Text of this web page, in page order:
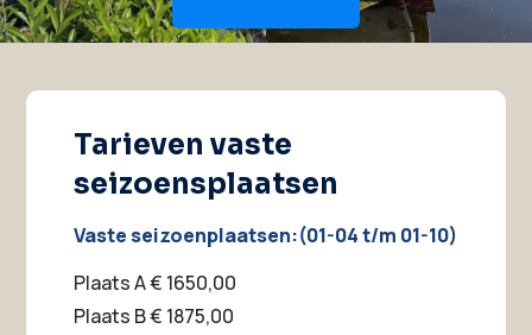
Tarieven vaste
seizoensplaatsen
Vaste seizoenplaatsen:(01-04 t/m 01-10)
​Plaats A € 1650,00
Plaats B € 1875,00